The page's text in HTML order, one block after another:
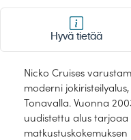
MERIRISTEILYLAIVAT
Noordam
Westerdam
Marella Discovery 2
Nicko Cruises
moderni
Tonavalla. Vuonna
uudistettu alus
Hyvä tietää